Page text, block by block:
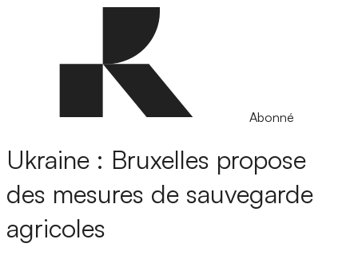
Abonné
Ukraine : Bruxelles propose
des mesures de sauvegarde
agricoles